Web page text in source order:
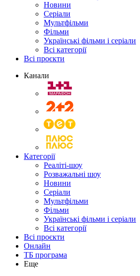
Новини
Серіали
Мультфільми
Фільми
Українські фільми і серіали
Всі категорії
Всі проєкти
Канали
Категорії
Реаліті-шоу
Розважальні шоу
Новини
Серіали
Мультфільми
Фільми
Українські фільми і серіали
Всі категорії
Всі проєкти
Онлайн
ТБ програма
Еще